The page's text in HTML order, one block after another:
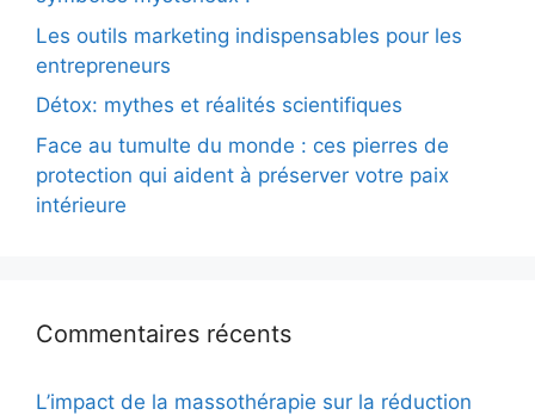
Les outils marketing indispensables pour les
entrepreneurs
Détox: mythes et réalités scientifiques
Face au tumulte du monde : ces pierres de
protection qui aident à préserver votre paix
intérieure
Commentaires récents
L’impact de la massothérapie sur la réduction